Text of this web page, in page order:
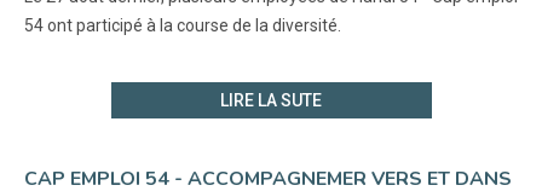
54 ont participé à la course de la diversité.
LIRE LA SUTE
CAP EMPLOI 54 - ACCOMPAGNEMER VERS ET DANS